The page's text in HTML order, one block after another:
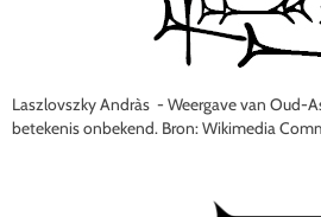
Laszlovszky Andràs - Weergave van Oud-
betekenis onbekend. Bron: Wikimedia